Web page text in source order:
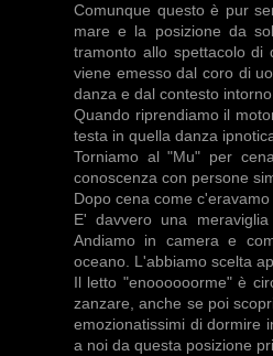
Comunque questo è pur
mare e la posizione da
tramonto allo spettacolo di
viene emesso dal coro di
danza e dal contesto intorno
Quando riprendiamo il
testa in quella danza
Torniamo al "Mu" per
conoscenza con persone
Dopo cena come
E' davvero una
Andiamo in camera e
oceano. L'abbiamo scelta
Il letto "enoooooorme" è
zanzare, anche se poi
emozionatissimi di dormire
a noi da questa posizione